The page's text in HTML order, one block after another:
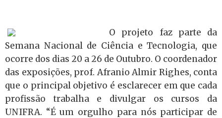
O projeto faz parte da
Semana Nacional de Ciência e Tecnologia, que
ocorre dos dias 20 a 26 de Outubro. O coordenador
das exposições, prof. Afranio Almir Righes, conta
que o principal objetivo é esclarecer em que cada
profissão trabalha e divulgar os cursos da
UNIFRA. “É um orgulho para nós participar de